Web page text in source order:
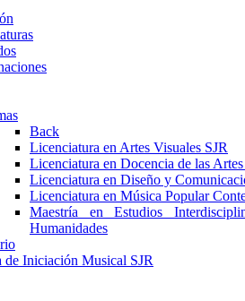
Back
Licenciatura en Artes Visuales SJR
Licenciatura en Docencia de las
Licenciatura en Diseño y
Licenciatura en Música Popular
Maestría en Estudios
Humanidades
de Iniciación Musical SJR